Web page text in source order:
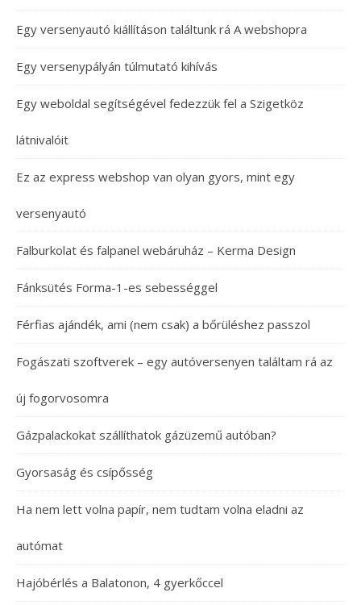
Egy versenyautó kiállításon találtunk rá A webshopra
Egy versenypályán túlmutató kihívás
Egy weboldal segítségével fedezzük fel a Szigetköz
látnivalóit
Ez az express webshop van olyan gyors, mint egy
versenyautó
Falburkolat és falpanel webáruház – Kerma Design
Fánksütés Forma-1-es sebességgel
Férfias ajándék, ami (nem csak) a bőrüléshez passzol
Fogászati szoftverek – egy autóversenyen találtam rá az
új fogorvosomra
Gázpalackokat szállíthatok gázüzemű autóban?
Gyorsaság és csípősség
Ha nem lett volna papír, nem tudtam volna eladni az
autómat
Hajóbérlés a Balatonon, 4 gyerkőccel